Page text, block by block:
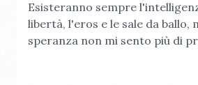
Esisteranno sempre
libertà, l'eros e le sale da ballo,
speranza non mi sento più di